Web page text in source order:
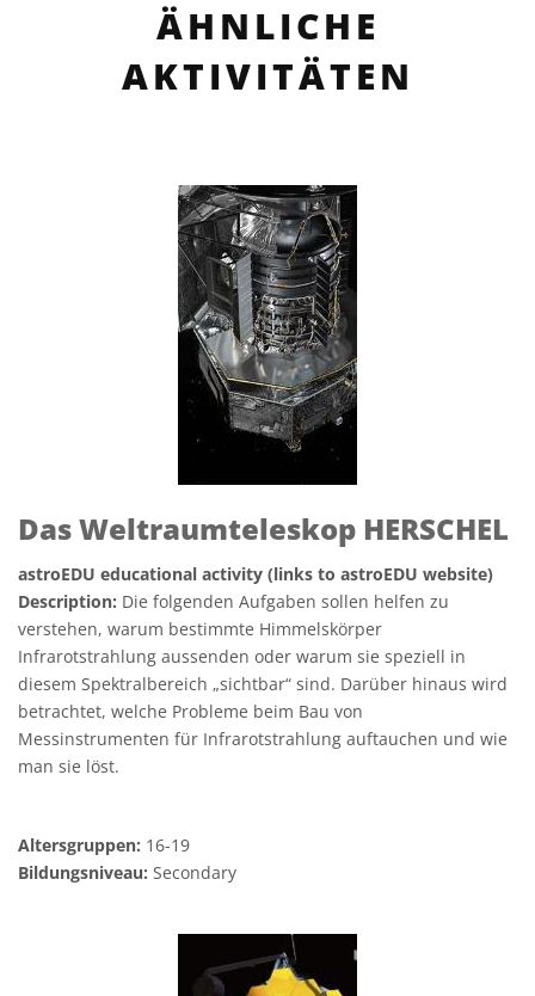
ÄHNLICHE
AKTIVITÄTEN
Das Weltraumteleskop HERSCHEL
astroEDU educational activity (links to astroEDU website)
Description: Die folgenden Aufgaben sollen helfen zu
verstehen, warum bestimmte Himmelskörper
Infrarotstrahlung aussenden oder warum sie speziell in
diesem Spektralbereich „sichtbar“ sind. Darüber hinaus wird
betrachtet, welche Probleme beim Bau von
Messinstrumenten für Infrarotstrahlung auftauchen und wie
man sie löst.
Altersgruppen: 16-19
Bildungsniveau: Secondary